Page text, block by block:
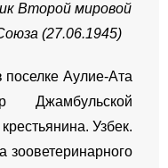
Второй мировой
(27.06.1945)
Аулие-Ата
Джамбульской
Узбек.
зооветеринарного